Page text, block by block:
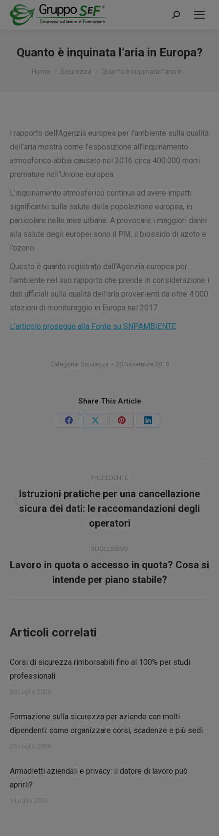
Cerca:
Quanto è inquinata l’aria in Europa?
Tu sei qui:
Home Sicurezza Quanto è inquinata l’aria in…
l rapporto dell’Agenzia europea per l’ambiente sulla qualità
dell’aria mostra come l’esposizione all’inquinamento
atmosferico abbia causato nel 2016 circa 400.000 morti
premature nell’Unione europea
L’inquinamento atmosferico continua ad avere impatti
significativi sulla salute della popolazione europea, in
particolare nelle aree urbane. A provocare i maggiori danni
alla salute degli europei sono il PM, il biossido di azoto e
l’ozono.
Questo è quanto registrato dall’Agenzia europea per
l’ambiente nel suo rapporto che prende in considerazione i
dati ufficiali sulla qualità dell’aria provenienti da oltre 4.000
stazioni di monitoraggio in Europa nel 2017.
L’articolo prosegue alla Fonte su SNPAMBIENTE
Categoria: Sicurezza 20 Novembre 2019
Share This Article
CondividiCondividiCondividiCondividi
tra
PRECEDENTE
Post
precedente:
Istruzioni pratiche per una cancellazione
sicura dei dati: le raccomandazioni degli
operatori
SUCCESSIVO
Prossimo
post:
Lavoro in quota o accesso in quota? Cosa si
intende per piano stabile?
Articoli correlati
Corsi di sicurezza rimborsabili fino al 100% per studi
professionali
30 Luglio 2026
Formazione sulla sicurezza per aziende con molti
dipendenti: come organizzare corsi, scadenze e più sedi
25 Luglio 2026
Armadietti aziendali e privacy: il datore di lavoro può
aprirli?
9 Luglio 2026